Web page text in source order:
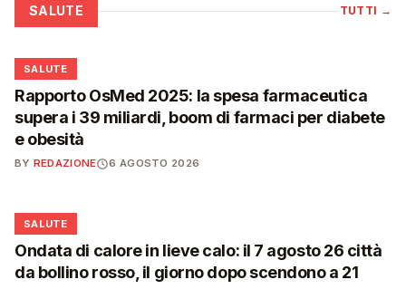
SALUTE TUTTI →
❤️
SALUTE
Rapporto OsMed 2025: la spesa farmaceutica
supera i 39 miliardi, boom di farmaci per diabete
e obesità
BY REDAZIONE 6 AGOSTO 2026
❤️
SALUTE
Ondata di calore in lieve calo: il 7 agosto 26 città
da bollino rosso, il giorno dopo scendono a 21